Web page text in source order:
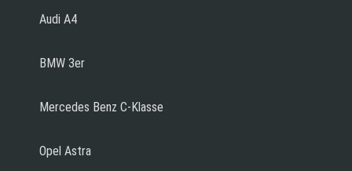
Audi A4
BMW 3er
Mercedes Benz C-Klasse
Opel Astra